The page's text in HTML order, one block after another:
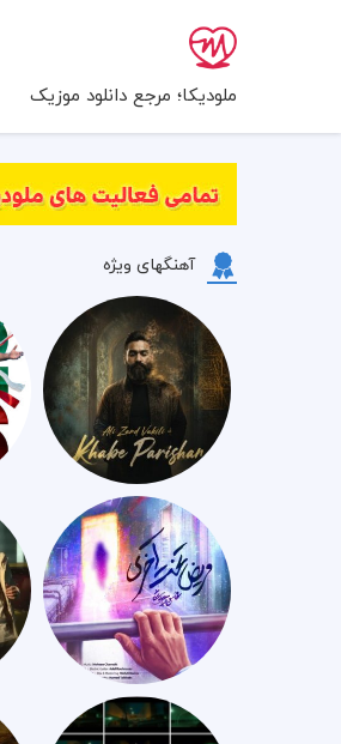
ملودیکا؛ مرجع دانلود موزیک
آهنگهای ویژه